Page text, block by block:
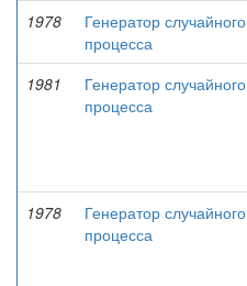
1978
Генератор случайного
процесса
1981
Генератор случайного
процесса
1978
Генератор случайного
процесса